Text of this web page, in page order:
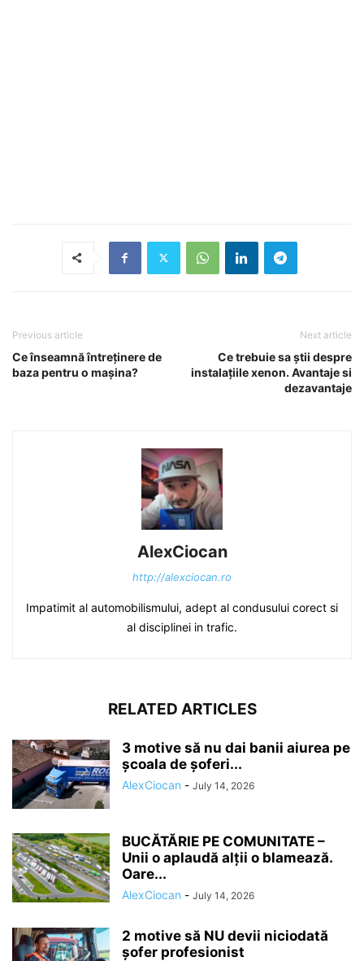
Previous article
Ce înseamnă întreținere de
baza pentru o mașina?
Next article
Ce trebuie sa știi despre
instalațiile xenon. Avantaje si
dezavantaje
AlexCiocan
http://alexciocan.ro
Impatimit al automobilismului, adept al condusului corect si
al disciplinei in trafic.
RELATED ARTICLES
3 motive să nu dai banii aiurea pe
școala de șoferi...
AlexCiocan - July 14, 2026
BUCĂTĂRIE PE COMUNITATE –
Unii o aplaudă alții o blamează.
Oare...
AlexCiocan - July 14, 2026
2 motive să NU devii niciodată
șofer profesionist